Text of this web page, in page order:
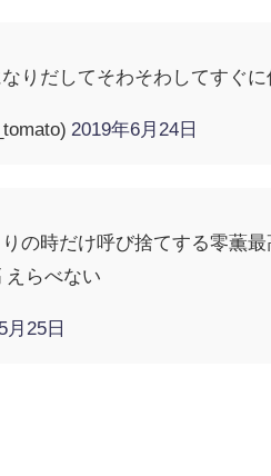
りだしてそわそわしてすぐ
2019年6月24日
の時だけ呼び捨てする零薫
えらべない
月25日